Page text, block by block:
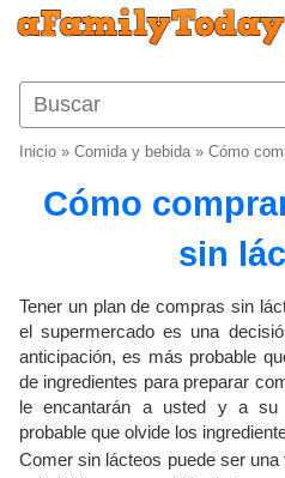
Inicio » Comida y bebida» Cómo
Cómo
sin
Tener un plan de compras sin
el supermercado es una
anticipación, es más probable
de ingredientes para preparar
le encantarán a usted y a su
probable que olvide los
Comer sin lácteos puede ser